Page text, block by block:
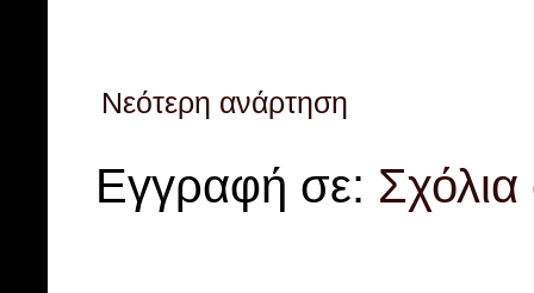
Νεότερη ανάρτηση
Εγγραφή σε: